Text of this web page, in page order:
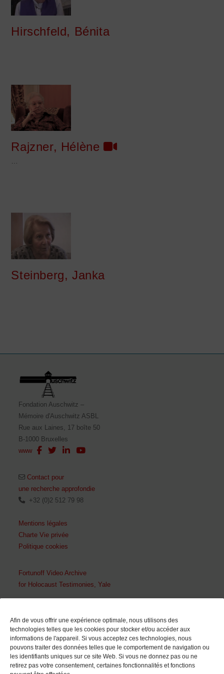
Afin de vous offrir une expérience optimale, nous utilisons des
technologies telles que les cookies pour stocker et/ou accéder aux
informations de l'appareil. Si vous acceptez ces technologies, nous
pouvons traiter des données telles que le comportement de navigation ou
les identifiants uniques sur ce site Web. Si vous ne donnez pas ou ne
retirez pas votre consentement, certaines fonctionnalités et fonctions
Hirschfeld, Bénita
Rajzner, Hélène
Steinberg, Janka
Fondation Auschwitz –
Mémoire d'Auschwitz ASBL
Rue aux Laines, 17 boîte 50
B-1000 Bruxelles
www
Contact pour
une recherche approfondie
+32 (0)2 512 79 98
Mentions légales
Charte Vie privée
Politique cookies
Fortunoff Video Archive
for Holocaust Testimonies, Yale
En collaboration avec